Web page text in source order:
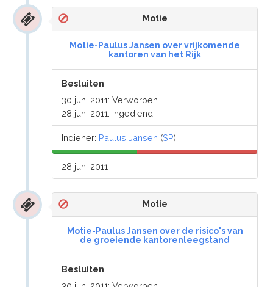
Motie
Motie-Paulus Jansen over vrijkomende
kantoren van het Rijk
Besluiten
30 juni 2011: Verworpen
28 juni 2011: Ingediend
Indiener: Paulus Jansen (SP)
28 juni 2011
Motie
Motie-Paulus Jansen over de risico's van
de groeiende kantorenleegstand
Besluiten